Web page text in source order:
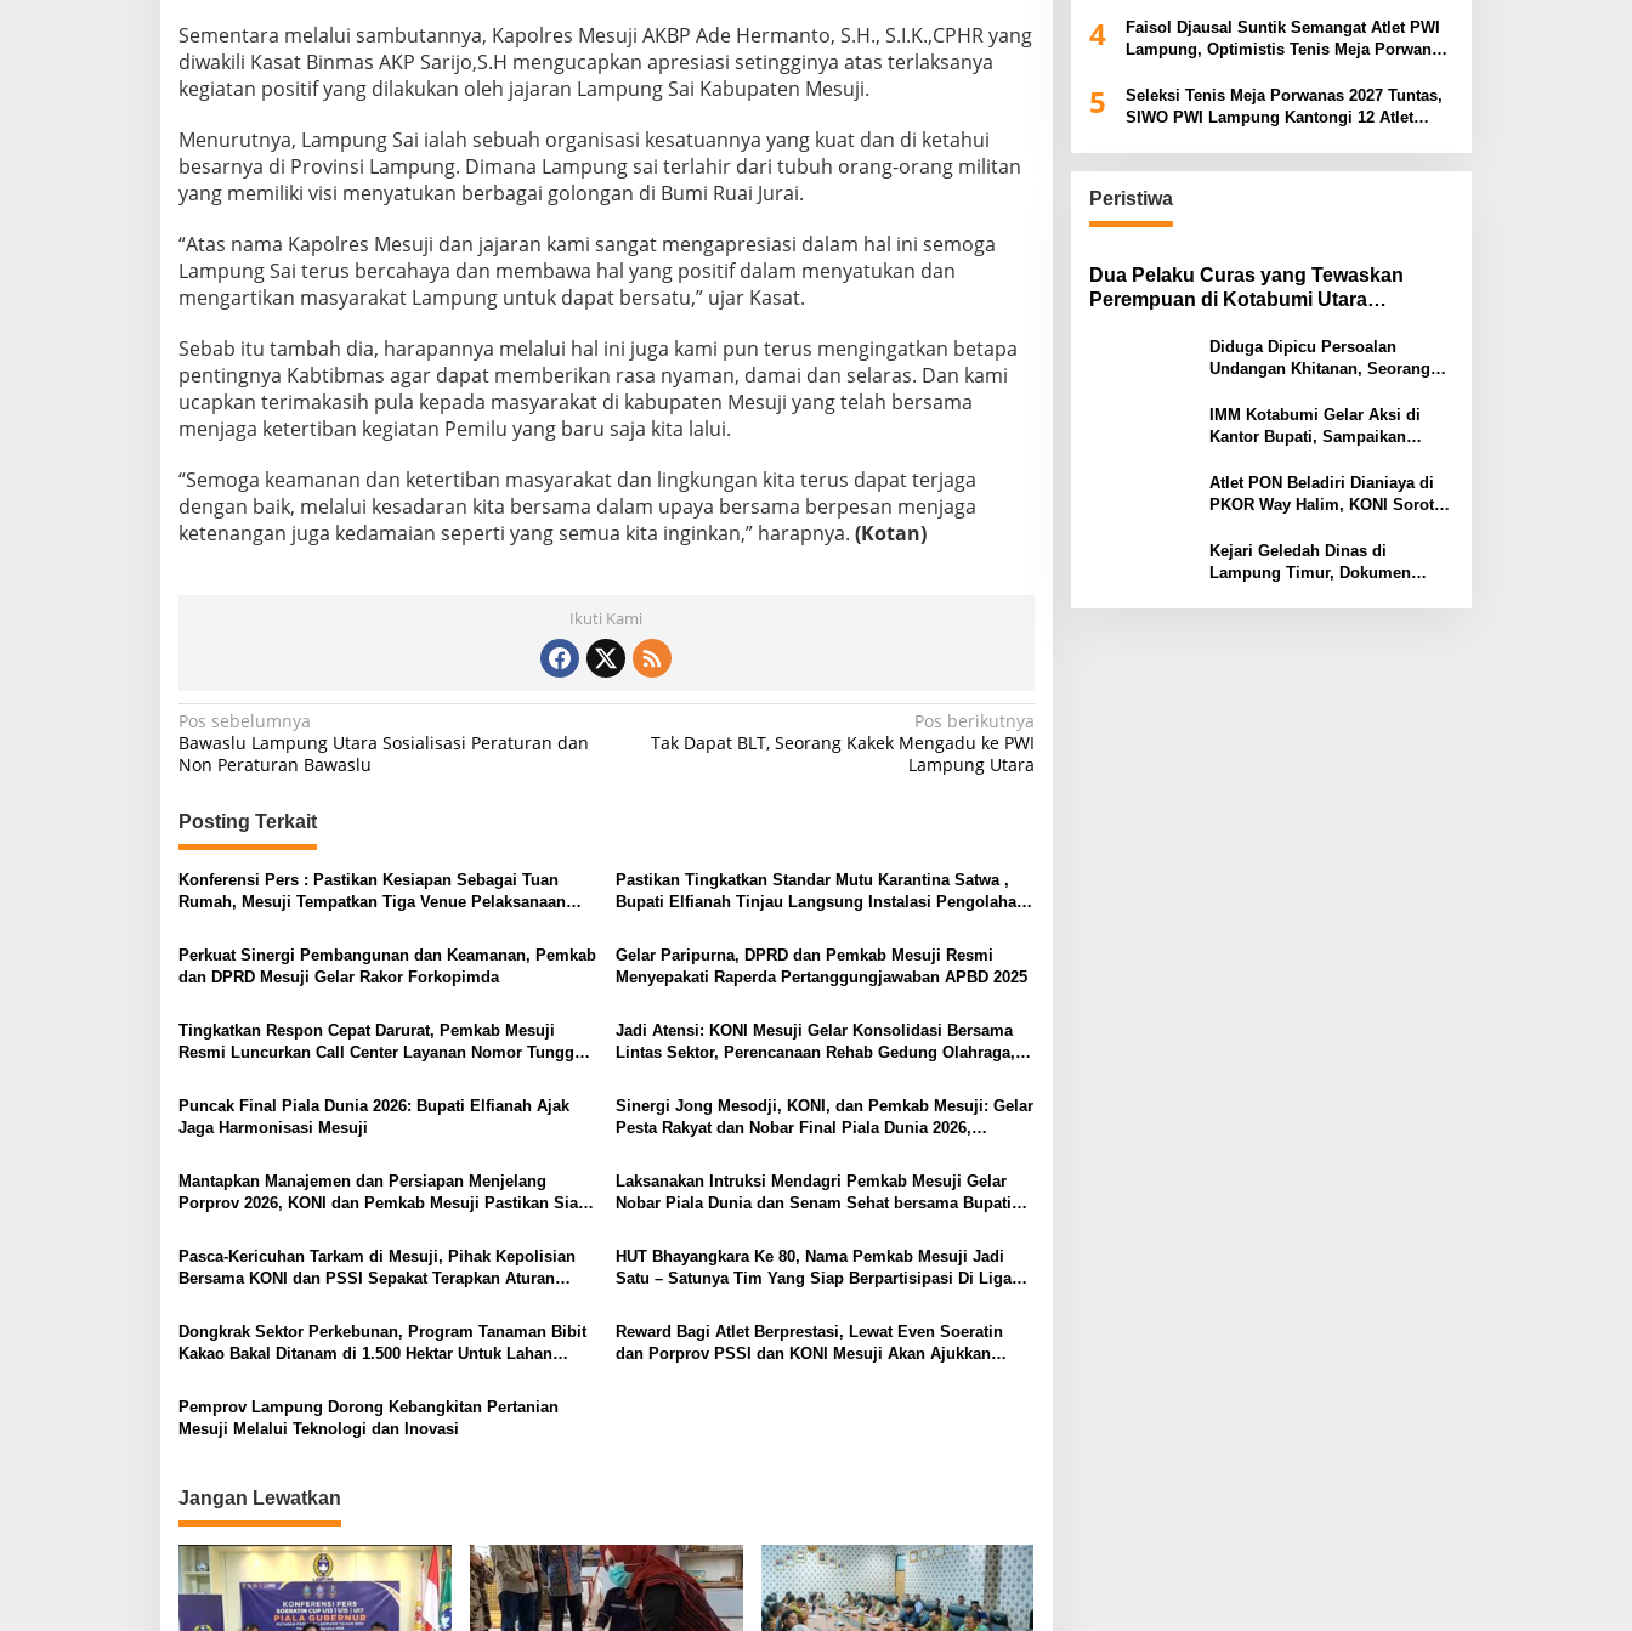
Sementara melalui sambutannya, Kapolres Mesuji AKBP Ade Hermanto, S.H., S.I.K.,CPHR yang
diwakili Kasat Binmas AKP Sarijo,S.H mengucapkan apresiasi setingginya atas terlaksanya
kegiatan positif yang dilakukan oleh jajaran Lampung Sai Kabupaten Mesuji.
Menurutnya, Lampung Sai ialah sebuah organisasi kesatuannya yang kuat dan di ketahui
besarnya di Provinsi Lampung. Dimana Lampung sai terlahir dari tubuh orang-orang militan
yang memiliki visi menyatukan berbagai golongan di Bumi Ruai Jurai.
“Atas nama Kapolres Mesuji dan jajaran kami sangat mengapresiasi dalam hal ini semoga
Lampung Sai terus bercahaya dan membawa hal yang positif dalam menyatukan dan
mengartikan masyarakat Lampung untuk dapat bersatu,” ujar Kasat.
Sebab itu tambah dia, harapannya melalui hal ini juga kami pun terus mengingatkan betapa
pentingnya Kabtibmas agar dapat memberikan rasa nyaman, damai dan selaras. Dan kami
ucapkan terimakasih pula kepada masyarakat di kabupaten Mesuji yang telah bersama
menjaga ketertiban kegiatan Pemilu yang baru saja kita lalui.
“Semoga keamanan dan ketertiban masyarakat dan lingkungan kita terus dapat terjaga
dengan baik, melalui kesadaran kita bersama dalam upaya bersama berpesan menjaga
ketenangan juga kedamaian seperti yang semua kita inginkan,” harapnya. (Kotan)
Ikuti Kami
N
a
i
g
a
i
o
s
Pos sebelumnya
Bawaslu Lampung Utara Sosialisasi Peraturan dan
Non Peraturan Bawaslu
Pos berikutnya
Tak Dapat BLT, Seorang Kakek Mengadu ke PWI
Lampung Utara
Posting Terkait
Konferensi Pers : Pastikan Kesiapan Sebagai Tuan
Rumah, Mesuji Tempatkan Tiga Venue Pelaksanaan
Pastikan Tingkatkan Standar Mutu Karantina Satwa ,
Bupati Elfianah Tinjau Langsung Instalasi Pengolahan
Perkuat Sinergi Pembangunan dan Keamanan, Pemkab
dan DPRD Mesuji Gelar Rakor Forkopimda
Gelar Paripurna, DPRD dan Pemkab Mesuji Resmi
Menyepakati Raperda Pertanggungjawaban APBD 2025
Tingkatkan Respon Cepat Darurat, Pemkab Mesuji
Resmi Luncurkan Call Center Layanan Nomor Tunggal
Jadi Atensi: KONI Mesuji Gelar Konsolidasi Bersama
Lintas Sektor, Perencanaan Rehab Gedung Olahraga,
Puncak Final Piala Dunia 2026: Bupati Elfianah Ajak
Jaga Harmonisasi Mesuji
Sinergi Jong Mesodji, KONI, dan Pemkab Mesuji: Gelar
Pesta Rakyat dan Nobar Final Piala Dunia 2026,
Mantapkan Manajemen dan Persiapan Menjelang
Porprov 2026, KONI dan Pemkab Mesuji Pastikan Siap
Laksanakan Intruksi Mendagri Pemkab Mesuji Gelar
Nobar Piala Dunia dan Senam Sehat bersama Bupati
​Pasca-Kericuhan Tarkam di Mesuji, Pihak Kepolisian
Bersama KONI dan PSSI Sepakat Terapkan Aturan
HUT Bhayangkara Ke 80, Nama Pemkab Mesuji Jadi
Satu – Satunya Tim Yang Siap Berpartisipasi Di Liga
Pemainnya :
Dongkrak Sektor Perkebunan, Program Tanaman Bibit
Kakao Bakal Ditanam di 1.500 Hektar Untuk Lahan
Reward Bagi Atlet Berprestasi, Lewat Even Soeratin
dan Porprov PSSI dan KONI Mesuji Akan Ajukkan
Pemprov Lampung Dorong Kebangkitan Pertanian
Mesuji Melalui Teknologi dan Inovasi
Jangan Lewatkan
4
Faisol Djausal Suntik Semangat Atlet PWI
Lampung, Optimistis Tenis Meja Porwanas
5
Seleksi Tenis Meja Porwanas 2027 Tuntas,
SIWO PWI Lampung Kantongi 12 Atlet
Peristiwa
Dua Pelaku Curas yang Tewaskan
Perempuan di Kotabumi Utara
Diduga Dipicu Persoalan
Undangan Khitanan, Seorang
Tertembak
IMM Kotabumi Gelar Aksi di
Kantor Bupati, Sampaikan
Pemkab Lampung Utara
Atlet PON Beladiri Dianiaya di
PKOR Way Halim, KONI Soroti
Kawasan
Kejari Geledah Dinas di
Lampung Timur, Dokumen